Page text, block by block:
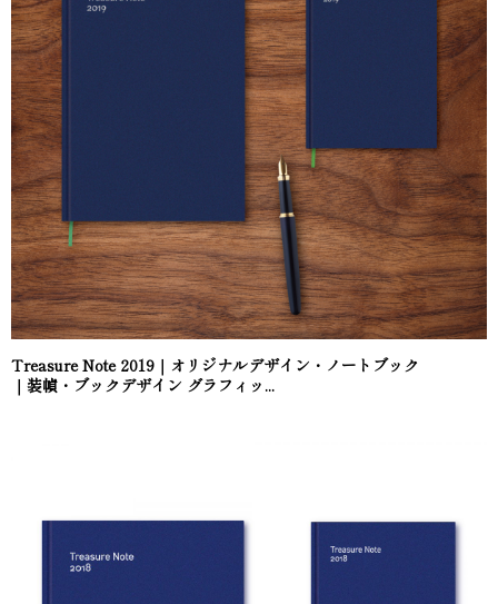
Treasure Note 2019｜オリジナルデザイン・ノートブック
｜装幀・ブックデザイン グラフィッ...